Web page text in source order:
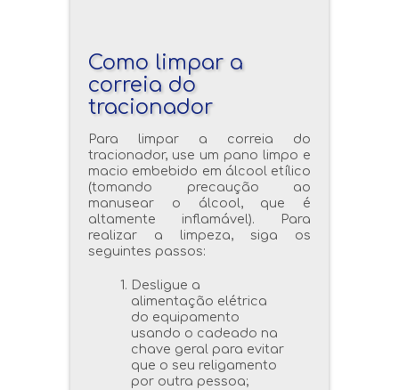
Como limpar a
correia do
tracionador
Para limpar a correia do
tracionador, use um pano limpo e
macio embebido em álcool etílico
(tomando precaução ao
manusear o álcool, que é
altamente inflamável). Para
realizar a limpeza, siga os
seguintes passos:
Desligue a
alimentação elétrica
do equipamento
usando o cadeado na
chave geral para evitar
que o seu religamento
por outra pessoa;